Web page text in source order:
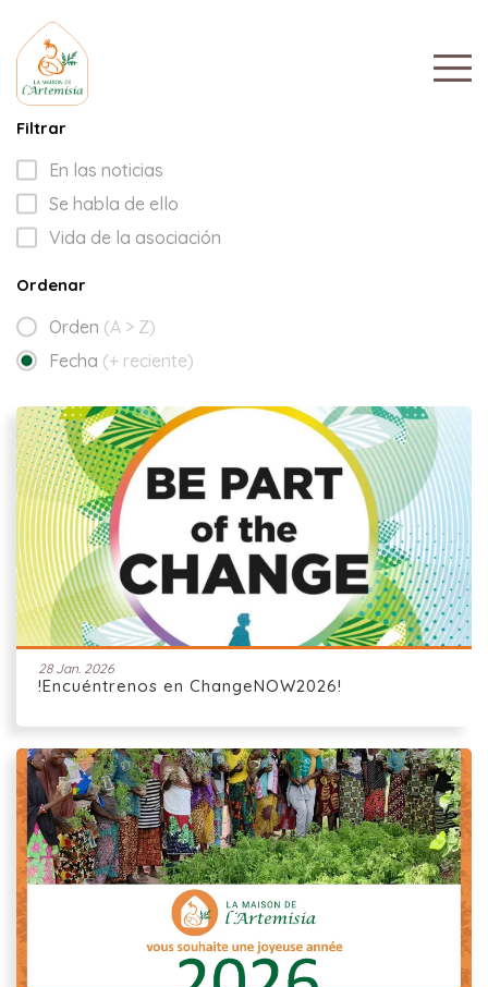
Filtrar
En las noticias
Se habla de ello
Vida de la asociación
Ordenar
Orden (A > Z)
Fecha (+ reciente)
28 Jan. 2026
!Encuéntrenos en ChangeNOW2026!